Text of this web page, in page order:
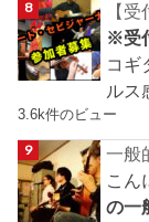
【
※受
コギ
ルス
3.6k件のビュー
一般
こん
の一